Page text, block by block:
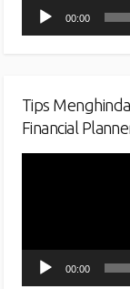
00:00
Tips
Financial
00:00